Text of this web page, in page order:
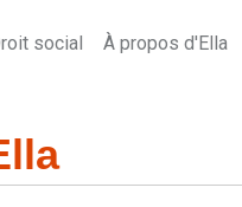
social À propos d'Ella